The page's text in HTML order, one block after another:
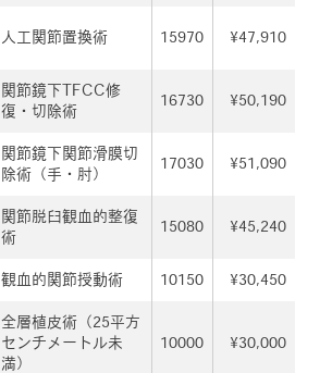
人工関節置換術 15970 ¥47,910
関節鏡下TFCC修
復・切除術
16730 ¥50,190
関節鏡下関節滑膜切
除術（手・肘）
17030 ¥51,090
関節脱臼観血的整復
術
15080 ¥45,240
観血的関節授動術 10150 ¥30,450
全層植皮術（25平方
センチメートル未
満）
10000 ¥30,000